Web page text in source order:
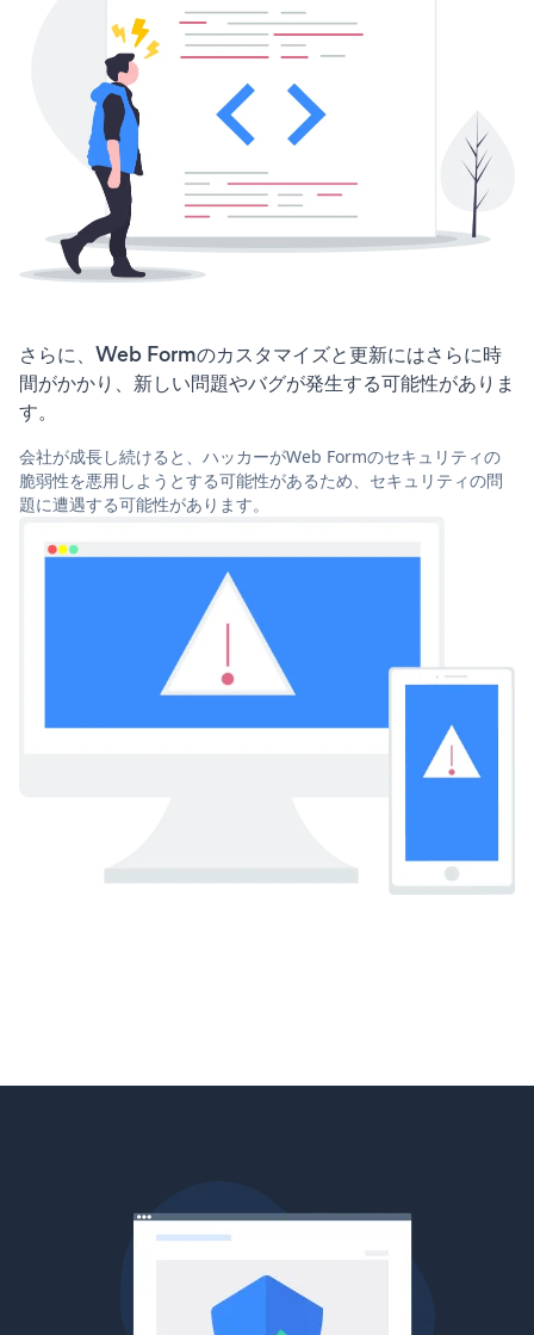
さらに、Web Formのカスタマイズと更新にはさらに時
間がかかり、新しい問題やバグが発生する可能性がありま
す。
会社が成長し続けると、ハッカーがWeb Formのセキュリティの
脆弱性を悪用しようとする可能性があるため、セキュリティの問
題に遭遇する可能性があります。